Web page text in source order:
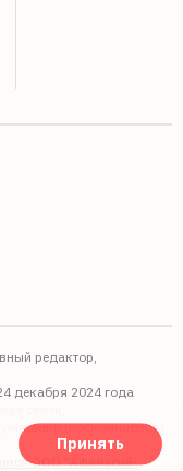
редактор,
декабря 2024 года
связи,
(Роскомнадзор).
ООО "Афанасий-
Принять